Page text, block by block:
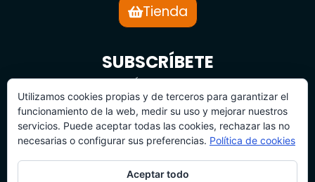
Tienda
SUBSCRÍBETE
BOLETÍN DE NOTICIAS
Utilizamos cookies propias y de terceros para garantizar el
funcionamiento de la web, medir su uso y mejorar nuestros
servicios. Puede aceptar todas las cookies, rechazar las no
necesarias o configurar sus preferencias. Política de cookies
Aceptar todo